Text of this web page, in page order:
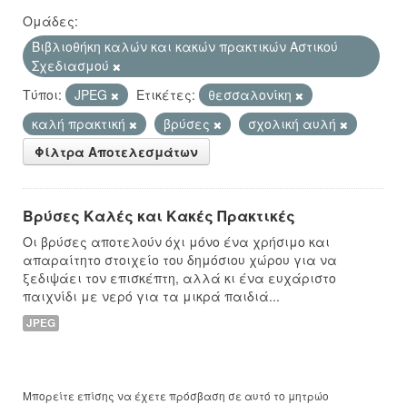
Ομάδες:
Βιβλιοθήκη καλών και κακών πρακτικών Αστικού
Σχεδιασμού
Τύποι:
JPEG Ετικέτες:
θεσσαλονίκη
καλή πρακτική
βρύσες
σχολική αυλή
Φίλτρα Αποτελεσμάτων
Βρύσες Καλές και Κακές Πρακτικές
Οι βρύσες αποτελούν όχι μόνο ένα χρήσιμο και
απαραίτητο στοιχείο του δημόσιου χώρου για να
ξεδιψάει τον επισκέπτη, αλλά κι ένα ευχάριστο
παιχνίδι με νερό για τα μικρά παιδιά...
JPEG
Μπορείτε επίσης να έχετε πρόσβαση σε αυτό το μητρώο